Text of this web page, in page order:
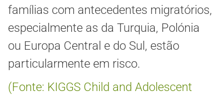
famílias com antecedentes migratórios,
especialmente as da Turquia, Polónia
ou Europa Central e do Sul, estão
particularmente em risco.
(Fonte: KIGGS Child and Adolescent